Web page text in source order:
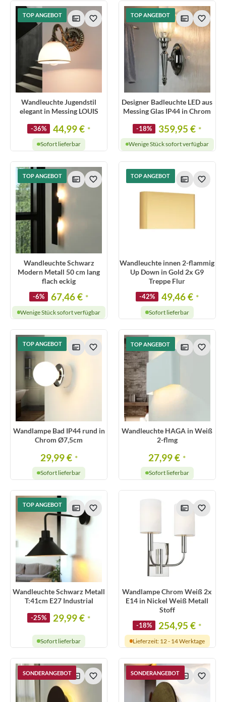
TOP ANGEBOT
Wandleuchte Jugendstil
elegant in Messing LOUIS
-36% 44,99 € *
Sofort lieferbar
TOP ANGEBOT
Designer Badleuchte LED aus
Messing Glas IP44 in Chrom
-18% 359,95 € *
Wenige Stück sofort verfügbar
TOP ANGEBOT
Wandleuchte Schwarz
Modern Metall 50 cm lang
flach eckig
-6% 67,46 € *
Wenige Stück sofort verfügbar
TOP ANGEBOT
Wandleuchte innen 2-flammig
Up Down in Gold 2x G9
Treppe Flur
-42% 49,46 € *
Sofort lieferbar
TOP ANGEBOT
Wandlampe Bad IP44 rund in
Chrom Ø7,5cm
29,99 € *
Sofort lieferbar
TOP ANGEBOT
Wandleuchte HAGA in Weiß
2-flmg
27,99 € *
Sofort lieferbar
TOP ANGEBOT
Wandleuchte Schwarz Metall
T:41cm E27 Industrial
-25% 29,99 € *
Sofort lieferbar
Wandlampe Chrom Weiß 2x
E14 in Nickel Weiß Metall
Stoff
-18% 254,95 € *
Lieferzeit: 12 - 14 Werktage
SONDERANGEBOT SONDERANGEBOT